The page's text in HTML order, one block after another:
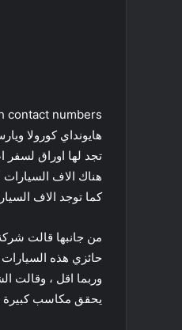
contact numbers:
هايونداي كورولا
تجد لها اوراق لسفر
هناك الاف
كما توجد الاف
من جانبها قالت
يحقق مكاسب كبيرة